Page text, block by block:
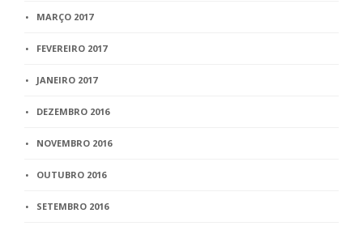
MARÇO 2017
FEVEREIRO 2017
JANEIRO 2017
DEZEMBRO 2016
NOVEMBRO 2016
OUTUBRO 2016
SETEMBRO 2016